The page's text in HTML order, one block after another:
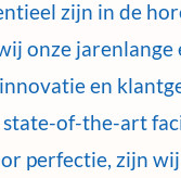
zijn in de
onze jarenlange
en
state-of-the-art
perfectie, zijn